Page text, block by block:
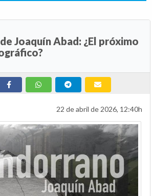
Joaquín Abad: ¿El próximo
22 de abril de 2026, 12:40h